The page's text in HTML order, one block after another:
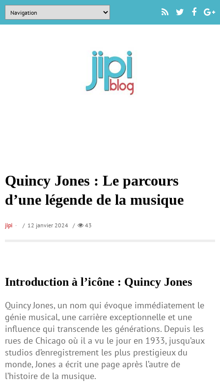
Quincy Jones : Le parcours
d’une légende de la musique
jipi / 12 janvier 2024 / 43
Introduction à l’icône : Quincy Jones
Quincy Jones, un nom qui évoque immédiatement le
génie musical, une carrière exceptionnelle et une
influence qui transcende les générations. Depuis les
rues de Chicago où il a vu le jour en 1933, jusqu’aux
studios d’enregistrement les plus prestigieux du
monde, Jones a écrit une page après l’autre de
l’histoire de la musique.